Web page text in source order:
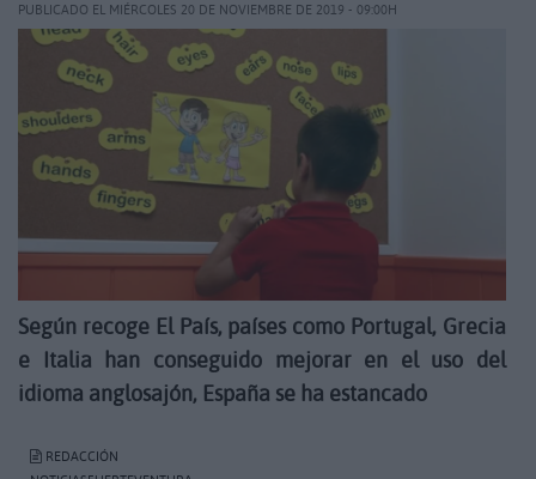
PUBLICADO EL MIÉRCOLES 20 DE NOVIEMBRE DE 2019 - 09:00H
Según recoge El País, países como Portugal, Grecia
e Italia han conseguido mejorar en el uso del
idioma anglosajón, España se ha estancado
REDACCIÓN